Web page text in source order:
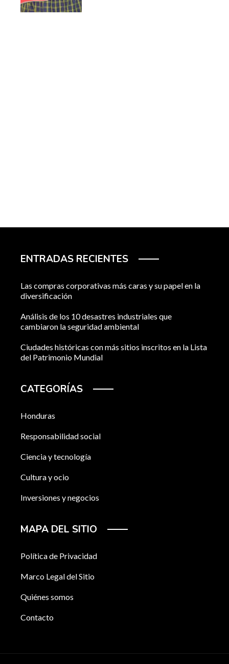
ENTRADAS RECIENTES
Las compras corporativas más caras y su papel en la
diversificación
Análisis de los 10 desastres industriales que
cambiaron la seguridad ambiental
Ciudades históricas con más sitios inscritos en la Lista
del Patrimonio Mundial
CATEGORÍAS
Honduras
Responsabilidad social
Ciencia y tecnología
Cultura y ocio
Inversiones y negocios
MAPA DEL SITIO
Política de Privacidad
Marco Legal del Sitio
Quiénes somos
Contacto